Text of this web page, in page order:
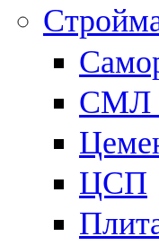
СМЛ
ЦСП